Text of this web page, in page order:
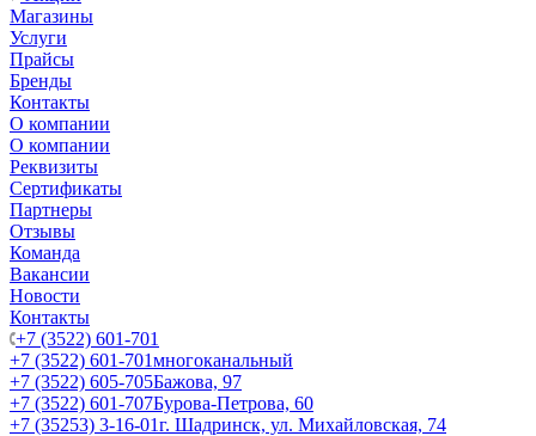
Магазины
Услуги
Прайсы
Бренды
Контакты
О компании
О компании
Реквизиты
Сертификаты
Партнеры
Отзывы
Команда
Вакансии
Новости
Контакты
+7 (3522) 601-701
+7 (3522) 601-701многоканальный
+7 (3522) 605-705Бажова, 97
+7 (3522) 601-707Бурова-Петрова, 60
+7 (35253) 3-16-01г. Шадринск, ул. Михайловская, 74